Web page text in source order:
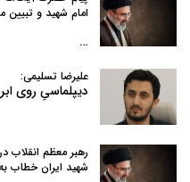
امام شهید و تبیین
…
علیرضا تسلیمی:
دیپلماسیِ روی
رهبر معظم انقلاب
شهید ایران خطاب